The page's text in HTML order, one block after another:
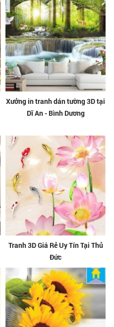
Xưởng in tranh dán tường 3D tại
Dĩ An - Bình Dương
Tranh 3D Giá Rẻ Uy Tín Tại Thủ
Đức